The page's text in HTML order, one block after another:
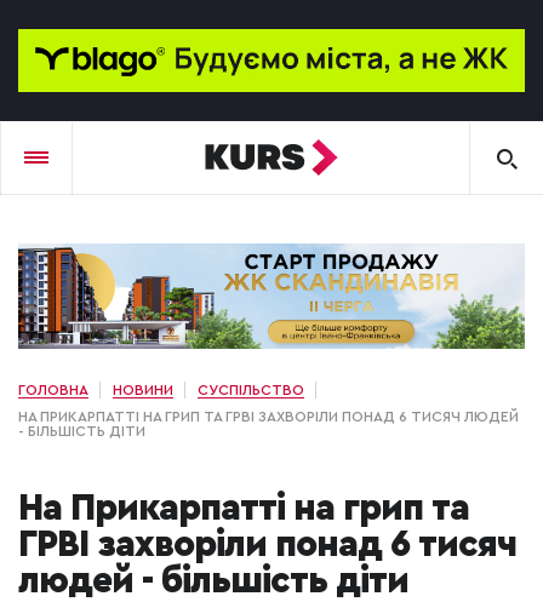
ГОЛОВНА НОВИНИ
СУСПІЛЬСТВО
НА ПРИКАРПАТТІ НА ГРИП ТА ГРВІ ЗАХВОРІЛИ ПОНАД 6 ТИСЯЧ ЛЮДЕЙ
- БІЛЬШІСТЬ ДІТИ
На Прикарпатті на грип та
ГРВІ захворіли понад 6 тисяч
людей - більшість діти